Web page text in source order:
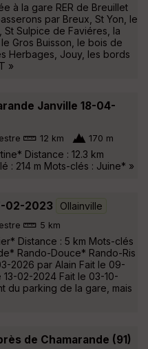
à la gare RER de Breuillet
par Breux, St Yon, le
St Sulpice de Faviéres, la
Gros Buisson, le bois de
Herbages, Jouy, les bords
»
Janville 18-04-
12 km 170 m
Distance : 12.3 km
: 214 m Mots-clés : Juine* »
02-2023 Ollainville
5 km
Distance : 5 km Mots-clés
Rando-Douce* Rando-Ris
2026 par Alain Fait le 09-
13-02-2024 Fait le 03-10-
du parking de la gare, mais
de Chamarande (91)